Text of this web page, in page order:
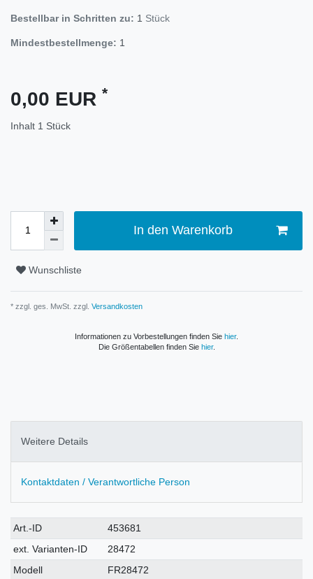
Bestellbar in Schritten zu: 1 Stück
Mindestbestellmenge: 1
0,00 EUR *
Inhalt 1 Stück
In den Warenkorb
Wunschliste
* zzgl. ges. MwSt. zzgl. Versandkosten
Informationen zu Vorbestellungen finden Sie hier.
Die Größentabellen finden Sie hier.
Weitere Details
Kontaktdaten / Verantwortliche Person
Technisches
Merkmal
Wert
Art.-ID
453681
ext. Varianten-ID
28472
Modell
FR28472